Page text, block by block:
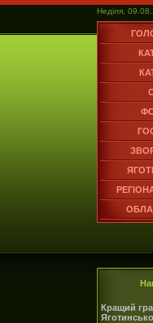
Неділя,
Кращий